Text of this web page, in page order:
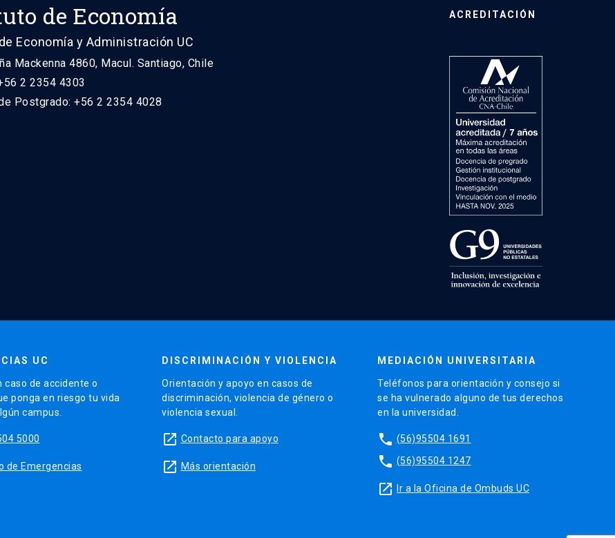
de Economía
Economía y Administración UC
Mackenna 4860, Macul. Santiago, Chile
2 2354 4303
Postgrado: +56 2 2354 4028
ACREDITACIÓN
UC
caso de accidente o
ponga en riesgo tu vida
campus.
5000
de Emergencias
DISCRIMINACIÓN Y VIOLENCIA
Orientación y apoyo en casos de
discriminación, violencia de género o
violencia sexual.
launch Contacto para apoyo
launch Más orientación
MEDIACIÓN UNIVERSITARIA
Teléfonos para orientación y consejo si
se ha vulnerado alguno de tus derechos
en la universidad.
phone (56)95504 1691
phone (56)95504 1247
launch Ir a la Oficina de Ombuds UC